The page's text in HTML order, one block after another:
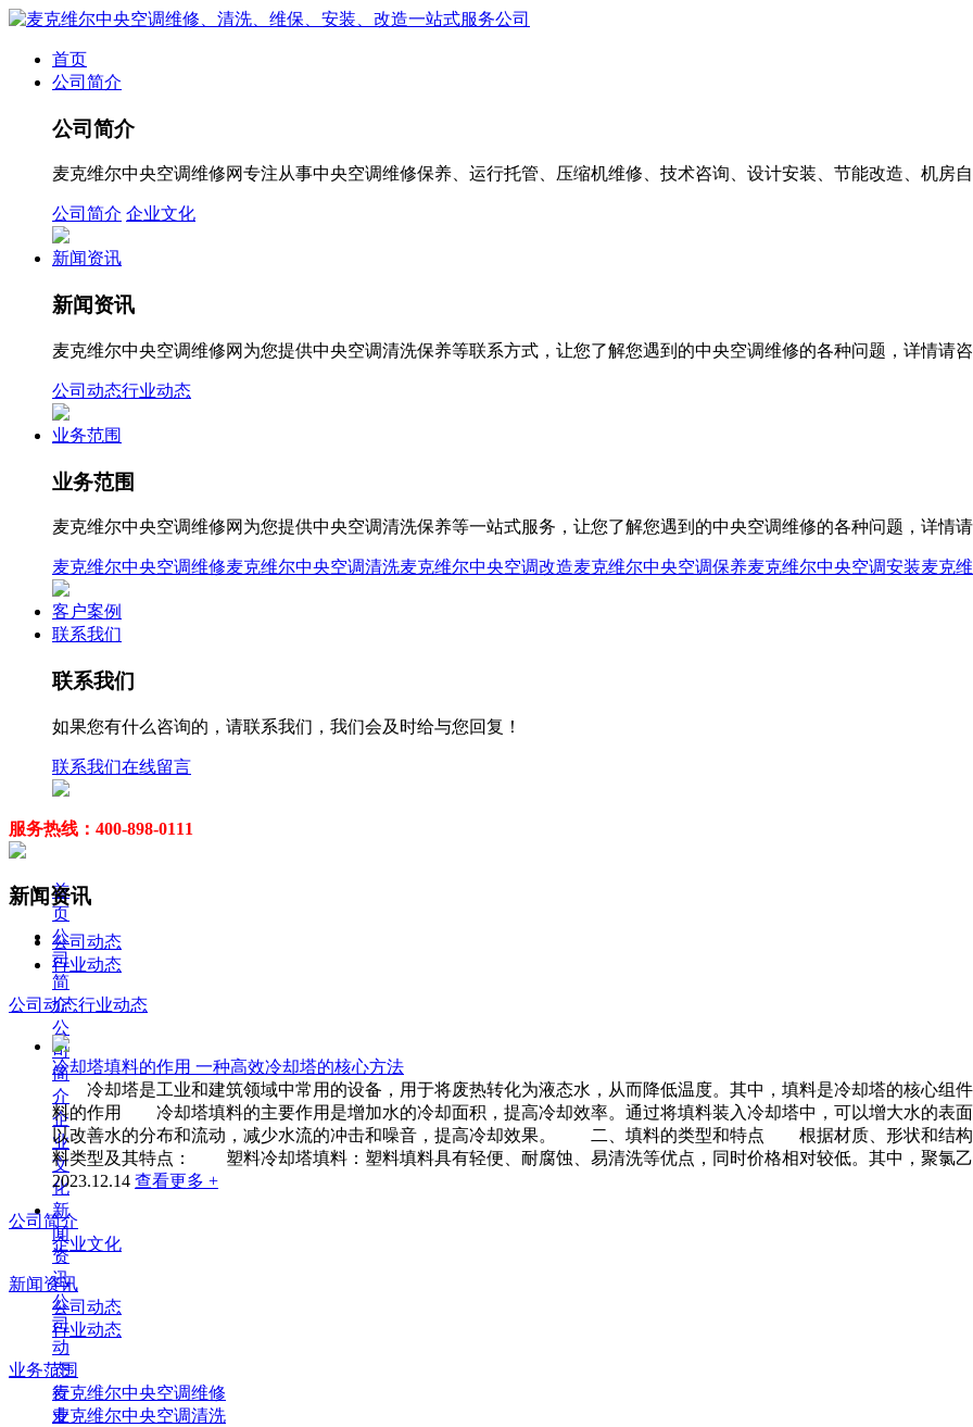
首页
公司简介
公司简介
麦克维尔中央空调维修网专注从事中央空调维修保养、运行托管、压缩机维修、技术咨询、设计安装、节能改造、机房
公司简介 企业文化
新闻资讯
新闻资讯
麦克维尔中央空调维修网为您提供中央空调清洗保养等联系方式，让您了解您遇到的中央空调维修的各种问题，详情请咨
公司动态行业动态
业务范围
业务范围
麦克维尔中央空调维修网为您提供中央空调清洗保养等一站式服务，让您了解您遇到的中央空调维修的各种问题，详情请
麦克维尔中央空调维修麦克维尔中央空调清洗麦克维尔中央空调改造麦克维尔中央空调保养麦克维尔中央空调安装麦克
客户案例
联系我们
联系我们
如果您有什么咨询的，请联系我们，我们会及时给与您回复！
联系我们在线留言
服务热线：400-898-0111
首
页
公
司
简
介
公
司
简
介
企
业
文
化
新
闻
资
讯
公
司
动
态
行
业
新闻资讯
公司动态
行业动态
公司动态行业动态
冷却塔填料的作用 一种高效冷却塔的核心方法
冷却塔是工业和建筑领域中常用的设备，用于将废热转化为液态水，从而降低温度。其中，填料是冷却塔的核心
料的作用 冷却塔填料的主要作用是增加水的冷却面积，提高冷却效率。通过将填料装入冷却塔中，可以增大水的表
以改善水的分布和流动，减少水流的冲击和噪音，提高冷却效果。 二、填料的类型和特点 根据材质、形状和结构
料类型及其特点： 塑料冷却塔填料：塑料填料具有轻便、耐腐蚀、易清洗等优点，同时价格相对较低。其中，聚氯乙
2023.12.14 查看更多 +
公司简介
企业文化
新闻资讯
公司动态
行业动态
业务范围
麦克维尔中央空调维修
麦克维尔中央空调清洗